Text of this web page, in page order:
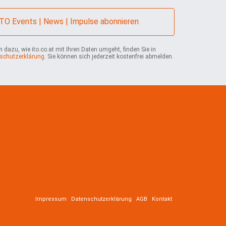
e
*
r
n
h
m
e
Events | News | Impulse abonnieren
dazu, wie ito.co.at mit Ihren Daten umgeht, finden Sie in
. Sie können sich jederzeit kostenfrei abmelden.
Impressum Datenschutzerklärung AGB Kontakt